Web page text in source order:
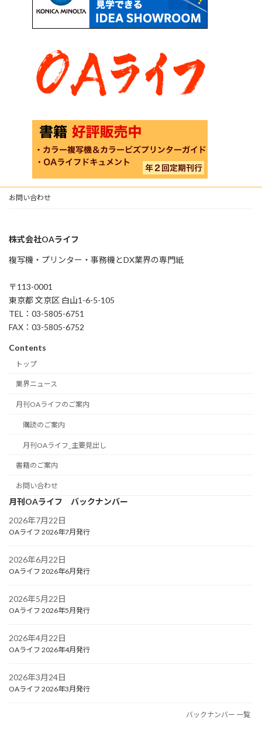
お問い合わせ
株式会社OAライフ
複写機・プリンター・事務機とDX業界の専門紙
〒113-0001
東京都 文京区 白山1-6-5-105
TEL：03-5805-6751
FAX：03-5805-6752
Contents
トップ
業界ニュース
月刊OAライフのご案内
購読のご案内
月刊OAライフ_主要見出し
書籍のご案内
お問い合わせ
月刊OAライフ バックナンバー
2026年7月22日
OAライフ 2026年7月発行
2026年6月22日
OAライフ 2026年6月発行
2026年5月22日
OAライフ 2026年5月発行
2026年4月22日
OAライフ 2026年4月発行
2026年3月24日
OAライフ 2026年3月発行
バックナンバー 一覧